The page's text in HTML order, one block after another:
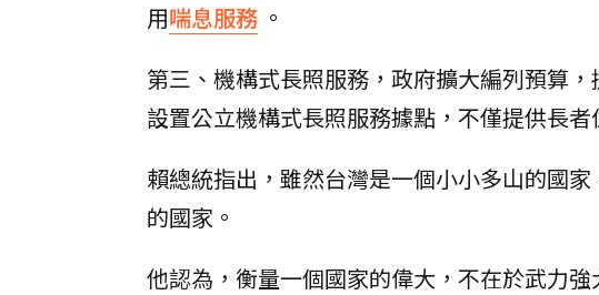
用喘息服務 。
第三、機構式長照服務，政府擴大編列預算
設置公立機構式長照服務據點，不僅提供長
賴總統指出，雖然台灣是一個小小多山的國
的國家。
他認為，衡量一個國家的偉大，不在於武力